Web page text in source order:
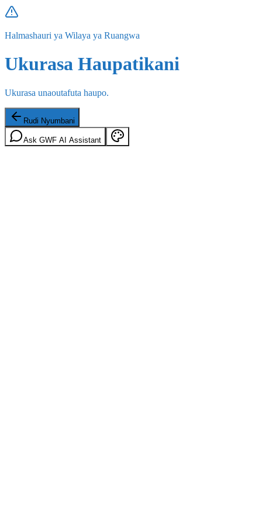
Halmashauri ya Wilaya ya Ruangwa
Ukurasa Haupatikani
Ukurasa unaoutafuta haupo.
Rudi Nyumbani
Ask GWF AI Assistant